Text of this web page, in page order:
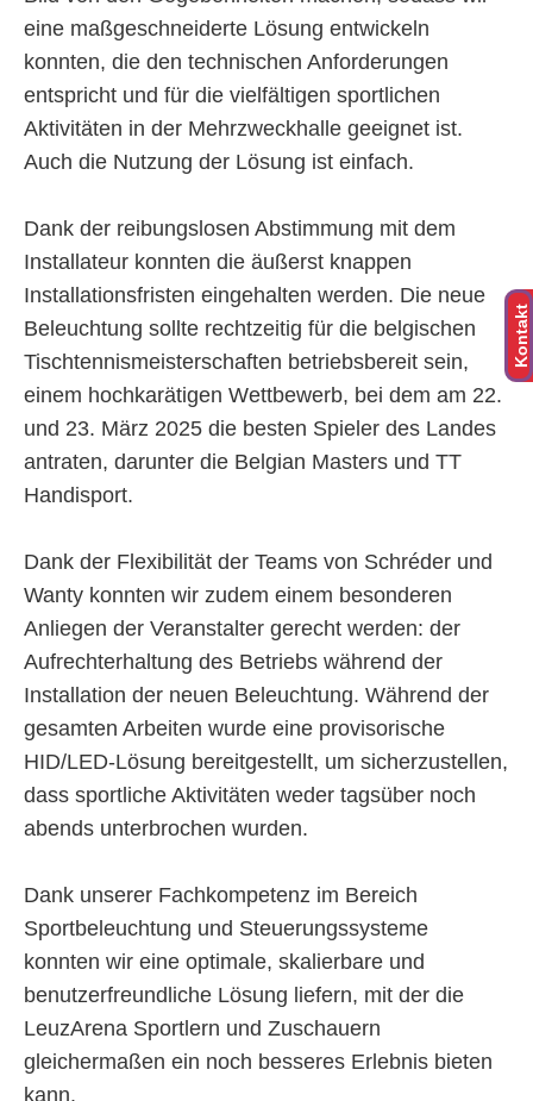
Kontakt
eine maßgeschneiderte Lösung entwickeln
konnten, die den technischen Anforderungen
entspricht und für die vielfältigen sportlichen
Aktivitäten in der Mehrzweckhalle geeignet ist.
Auch die Nutzung der Lösung ist einfach.
Dank der reibungslosen Abstimmung mit dem
Installateur konnten die äußerst knappen
Installationsfristen eingehalten werden. Die neue
Beleuchtung sollte rechtzeitig für die belgischen
Tischtennismeisterschaften betriebsbereit sein,
einem hochkarätigen Wettbewerb, bei dem am 22.
und 23. März 2025 die besten Spieler des Landes
antraten, darunter die Belgian Masters und TT
Handisport.
Dank der Flexibilität der Teams von Schréder und
Wanty konnten wir zudem einem besonderen
Anliegen der Veranstalter gerecht werden: der
Aufrechterhaltung des Betriebs während der
Installation der neuen Beleuchtung. Während der
gesamten Arbeiten wurde eine provisorische
HID/LED-Lösung bereitgestellt, um sicherzustellen,
dass sportliche Aktivitäten weder tagsüber noch
abends unterbrochen wurden.
Dank unserer Fachkompetenz im Bereich
Sportbeleuchtung und Steuerungssysteme
konnten wir eine optimale, skalierbare und
benutzerfreundliche Lösung liefern, mit der die
LeuzArena Sportlern und Zuschauern
gleichermaßen ein noch besseres Erlebnis bieten
kann.